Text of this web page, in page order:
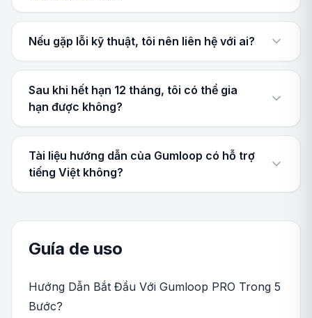
Nếu gặp lỗi kỹ thuật, tôi nên liên hệ với ai?
Sau khi hết hạn 12 tháng, tôi có thể gia
hạn được không?
Tài liệu hướng dẫn của Gumloop có hỗ trợ
tiếng Việt không?
Guía de uso
Hướng Dẫn Bắt Đầu Với Gumloop PRO Trong 5
Bước?